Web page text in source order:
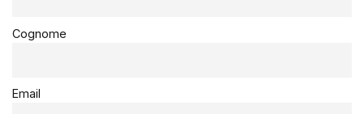
Cognome
Email